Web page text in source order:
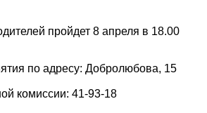
пройдет 8 апреля в 18.00
по адресу: Добролюбова, 15
комиссии: 41-93-18